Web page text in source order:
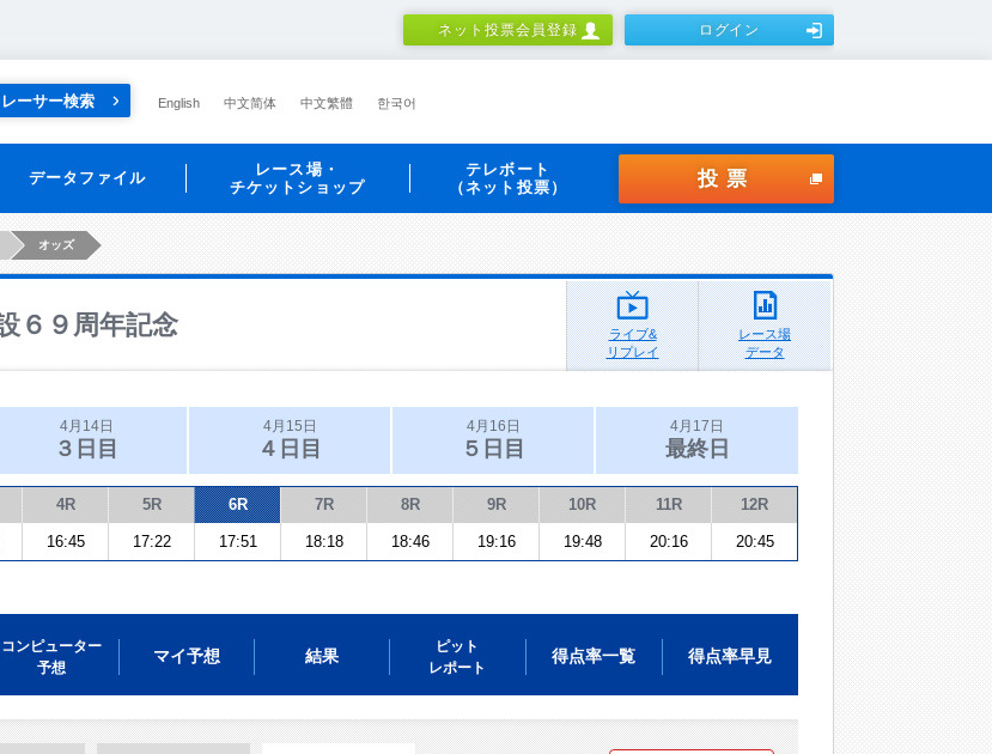
ネット投票会員登録 ログイン
レーサー検索 English 中文简体 中文繁體 한국어
データファイル
レース場・
チケットショップ
テレボート
（ネット投票）
投票
オッズ
６９周年記念
ライブ&
リプレイ
レース場
データ
4月14日
３日目
4月15日
４日目
4月16日
５日目
4月17日
最終日
4R 5R 6R 7R 8R 9R 10R 11R 12R
16:45 17:22 17:51 18:18 18:46 19:16 19:48 20:16 20:45
コンピューター
予想
マイ予想 結果
ピット
レポート
得点率一覧 得点率早見